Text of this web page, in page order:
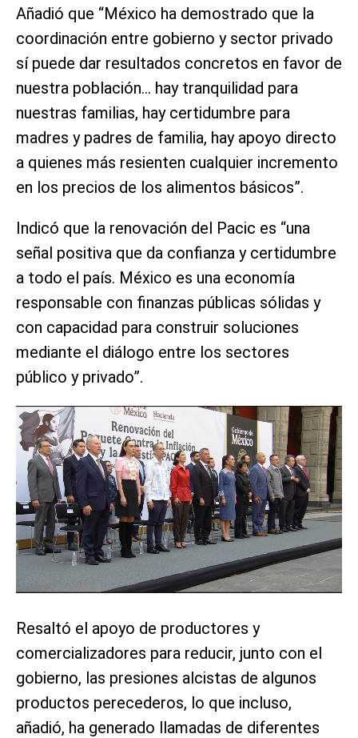
Añadió que “México ha demostrado que la
coordinación entre gobierno y sector privado
sí puede dar resultados concretos en favor de
nuestra población… hay tranquilidad para
nuestras familias, hay certidumbre para
madres y padres de familia, hay apoyo directo
a quienes más resienten cualquier incremento
en los precios de los alimentos básicos”.
Indicó que la renovación del Pacic es “una
señal positiva que da confianza y certidumbre
a todo el país. México es una economía
responsable con finanzas públicas sólidas y
con capacidad para construir soluciones
mediante el diálogo entre los sectores
público y privado”.
Resaltó el apoyo de productores y
comercializadores para reducir, junto con el
gobierno, las presiones alcistas de algunos
productos perecederos, lo que incluso,
añadió, ha generado llamadas de diferentes